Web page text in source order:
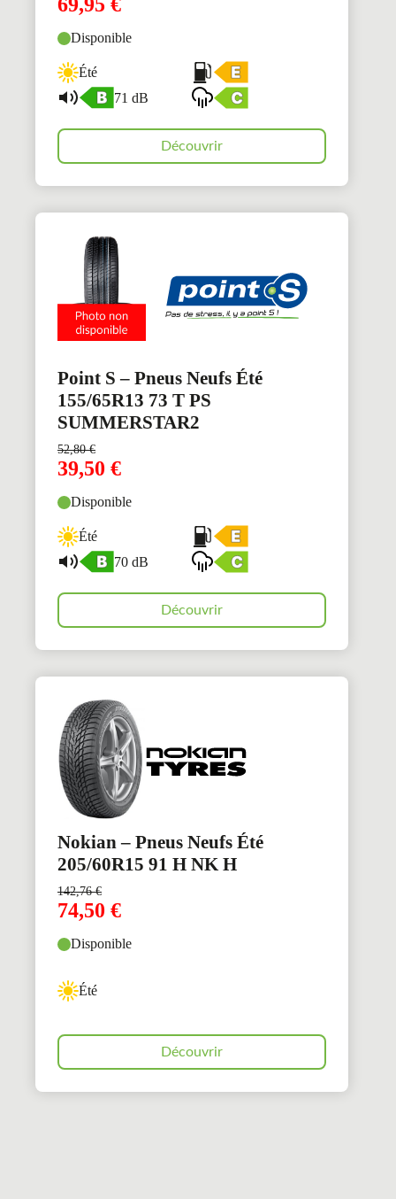
Disponible
Été
71 dB
Découvrir
Point S – Pneus Neufs Été
155/65R13 73 T PS
SUMMERSTAR2
52,80€
39,50 €
Disponible
Été
70 dB
Découvrir
Nokian – Pneus Neufs Été
205/60R15 91 H NK H
142,76€
74,50 €
Disponible
Été
Découvrir